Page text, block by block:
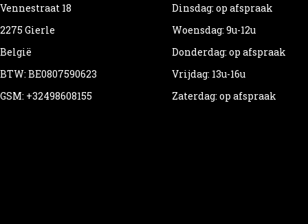
Vennestraat 18
2275 Gierle
België
BTW: BE0807590623
GSM: +32498608155
Dinsdag: op afspraak
Woensdag: 9u-12u
Donderdag: op afspraak
Vrijdag: 13u-16u
Zaterdag: op afspraak